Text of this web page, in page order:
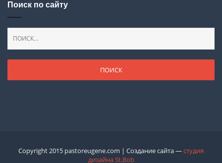
Поиск по сайту
Copyright 2015 pastoreugene.com | Создание сайта —студия
дизайна St.Bob